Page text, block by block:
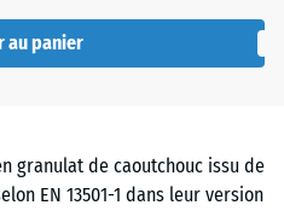
granulat de caoutchouc issu de
EN 13501-1 dans leur version
au panier